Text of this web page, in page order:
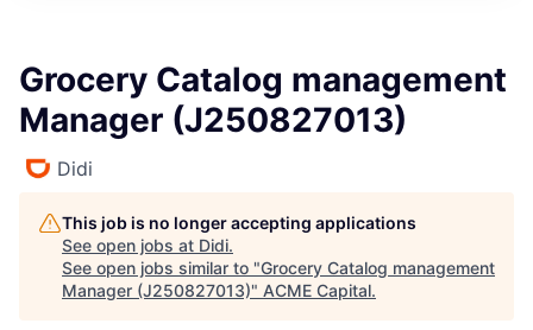
Grocery Catalog management
Manager (J250827013)
Didi
This job is no longer accepting applications
See open jobs at Didi.
See open jobs similar to "Grocery Catalog management
Manager (J250827013)" ACME Capital.